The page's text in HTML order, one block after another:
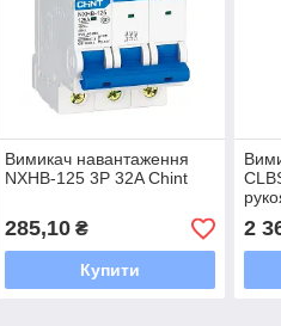
Вимикач навантаження
NXHB-125 3P 32A Chint
285,10₴
Купити
2